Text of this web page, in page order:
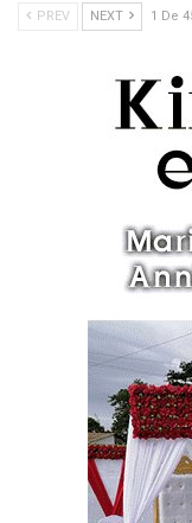
PREV NEXT 1 De